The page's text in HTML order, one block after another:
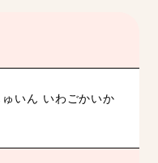
ゅいん いわごかいか